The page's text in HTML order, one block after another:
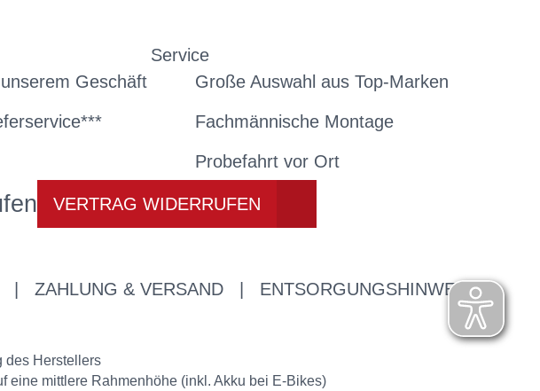
Geschäft
Service
Große Auswahl aus Top-Marken
Fachmännische Montage
Probefahrt vor Ort
VERTRAG WIDERRUFEN
ZAHLUNG & VERSAND ENTSORGUNGSHINWEISE
des Herstellers
eine mittlere Rahmenhöhe (inkl. Akku bei E-Bikes)